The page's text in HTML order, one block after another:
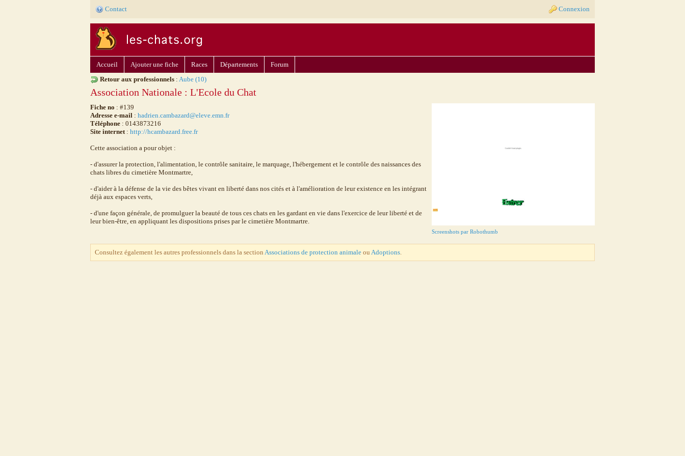
Contact Connexion
Accueil Ajouter une fiche Races Départements
Forum
Retour aux professionnels : Aube (10)
Association Nationale : L'Ecole du Chat
Fiche no : #139
Adresse e-mail : hadrien.cambazard@eleve.emn.fr
Téléphone : 0143873216
Site internet: http://hcambazard.free.fr
Cette association a pour objet :
- d'assurer la protection, l'alimentation, le contrôle sanitaire, le marquage, l'hébergement et le contrôle des naissances des
chats libres du cimetière Montmartre,
- d'aider à la défense de la vie des bêtes vivant en liberté dans nos cités et à l'amélioration de leur existence en les intégrant
déjà aux espaces verts,
- d'une façon générale, de promulguer la beauté de tous ces chats en les gardant en vie dans l'exercice de leur liberté et de
leur bien-être, en appliquant les dispositions prises par le cimetière Montmartre.
Screenshots par Robothumb
Consultez également les autres professionnels dans la section Associations de protection animale ou Adoptions.